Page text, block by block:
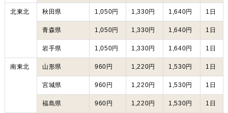
北東北 秋田県 1,050円 1,330円 1,640円 1日
青森県 1,050円 1,330円 1,640円 1日
岩手県 1,050円 1,330円 1,640円 1日
南東北 山形県 960円 1,220円 1,530円 1日
宮城県 960円 1,220円 1,530円 1日
福島県 960円 1,220円 1,530円 1日